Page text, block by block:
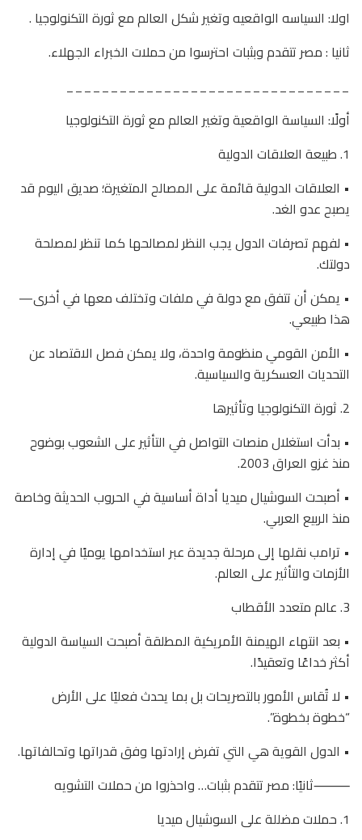
اولا: السياسه الواقعيه وتغير شكل العالم مع ثورة التكنولوجيا .
ثانيا : مصر تتقدم وبثبات احترسوا من حملات الخبراء الجهلاء.
________________________________
أولًا: السياسة الواقعية وتغير العالم مع ثورة التكنولوجيا
1. طبيعة العلاقات الدولية
• العلاقات الدولية قائمة على المصالح المتغيرة؛ صديق اليوم قد
يصبح عدو الغد.
• لفهم تصرفات الدول يجب النظر لمصالحها كما تنظر لمصلحة
دولتك.
• يمكن أن تتفق مع دولة في ملفات وتختلف معها في أخرى—
هذا طبيعي.
• الأمن القومي منظومة واحدة، ولا يمكن فصل الاقتصاد عن
التحديات العسكرية والسياسية.
2. ثورة التكنولوجيا وتأثيرها
• بدأت استغلال منصات التواصل في التأثير على الشعوب بوضوح
منذ غزو العراق 2003.
• أصبحت السوشيال ميديا أداة أساسية في الحروب الحديثة وخاصة
منذ الربيع العربي.
• ترامب نقلها إلى مرحلة جديدة عبر استخدامها يوميًا في إدارة
الأزمات والتأثير على العالم.
3. عالم متعدد الأقطاب
• بعد انتهاء الهيمنة الأمريكية المطلقة أصبحت السياسة الدولية
أكثر خداعًا وتعقيدًا.
• لا تُقاس الأمور بالتصريحات بل بما يحدث فعليًا على الأرض
“خطوة بخطوة”.
• الدول القوية هي التي تفرض إرادتها وفق قدراتها وتحالفاتها.
⸻ثانيًا: مصر تتقدم بثبات… واحذروا من حملات التشويه
1. حملات مضللة على السوشيال ميديا